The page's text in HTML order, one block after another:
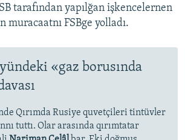
tarafından yapılğan işkencelernen
muracaatnı FSBge yolladı.
«gaz borusında
Qırımda Rusiye quvetçileri tintüvler
tuttı. Olar arasında qırımtatar